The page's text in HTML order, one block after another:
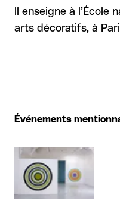
Il enseigne à l’École
arts décoratifs, à
Événements